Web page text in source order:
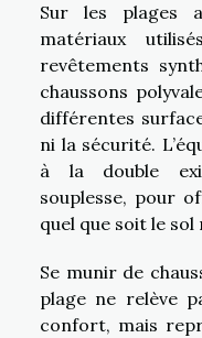
Sur les plages
matériaux
revêtements
chaussons
différentes
ni la sécurité.
à la double
souplesse, pour
quel que soit le
Se munir de
plage ne relève
confort, mais